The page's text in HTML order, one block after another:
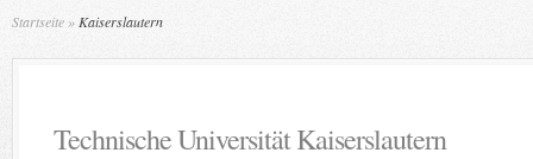
Startseite » Kaiserslautern
Technische Universität Kaiserslautern